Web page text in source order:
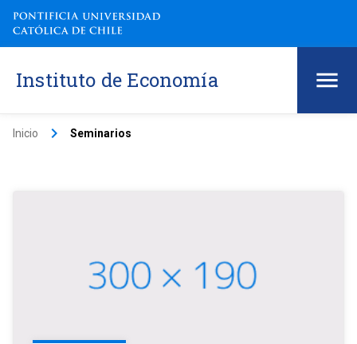
Instituto de Economía
Inicio keyboard_arrow_right Seminarios